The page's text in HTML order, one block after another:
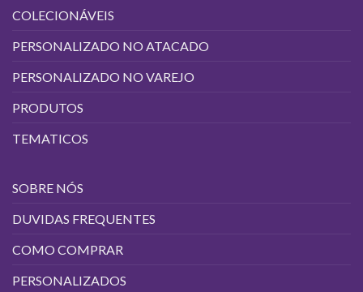
COLECIONÁVEIS
PERSONALIZADO NO ATACADO
PERSONALIZADO NO VAREJO
PRODUTOS
TEMATICOS
SOBRE NÓS
DUVIDAS FREQUENTES
COMO COMPRAR
PERSONALIZADOS